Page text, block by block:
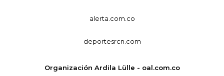
alerta.com.co
deportesrcn.com
Organización Ardila Lülle - oal.com.co